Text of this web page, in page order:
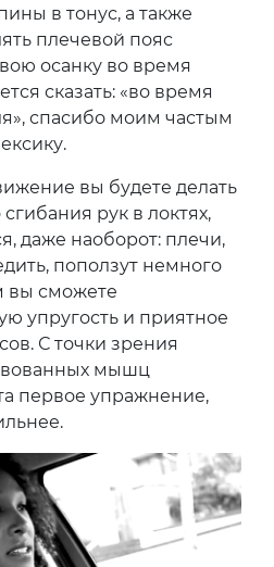
в тонус, а также
плечевой пояс
осанку во время
сказать: «во время
спасибо моим частым
вы будете делать
рук в локтях,
даже наоборот: плечи,
поползут немного
вы сможете
упругость и приятное
С точки зрения
мышц
первое упражнение,